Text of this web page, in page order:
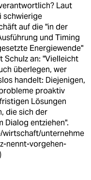
Laut
schwierige
auf die "in der
und Timing
Energiewende"
Schulz an: "Vielleicht
überlegen, wer
handelt: Diejenigen,
proaktiv
Lösungen
die sich der
Dialog entziehen".
wirtschaft/unternehme
nennt-vorgehen-